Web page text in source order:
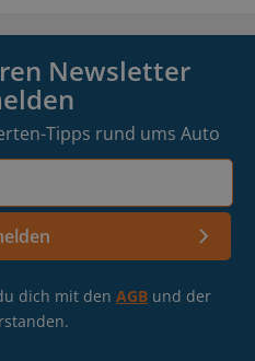
Newsletter
Tipps rund ums Auto
Adresse
dich mit den AGB und der